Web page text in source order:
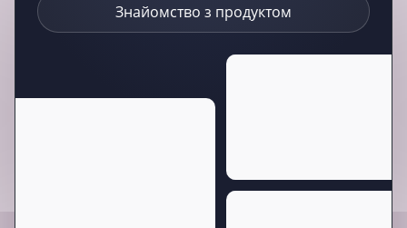
Знайомство з продуктом